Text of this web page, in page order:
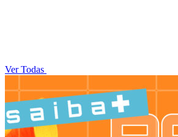
Ver Todas